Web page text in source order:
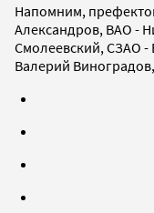
Напомним,
Александров, ВАО -
Смолеевский, СЗАО -
Валерий